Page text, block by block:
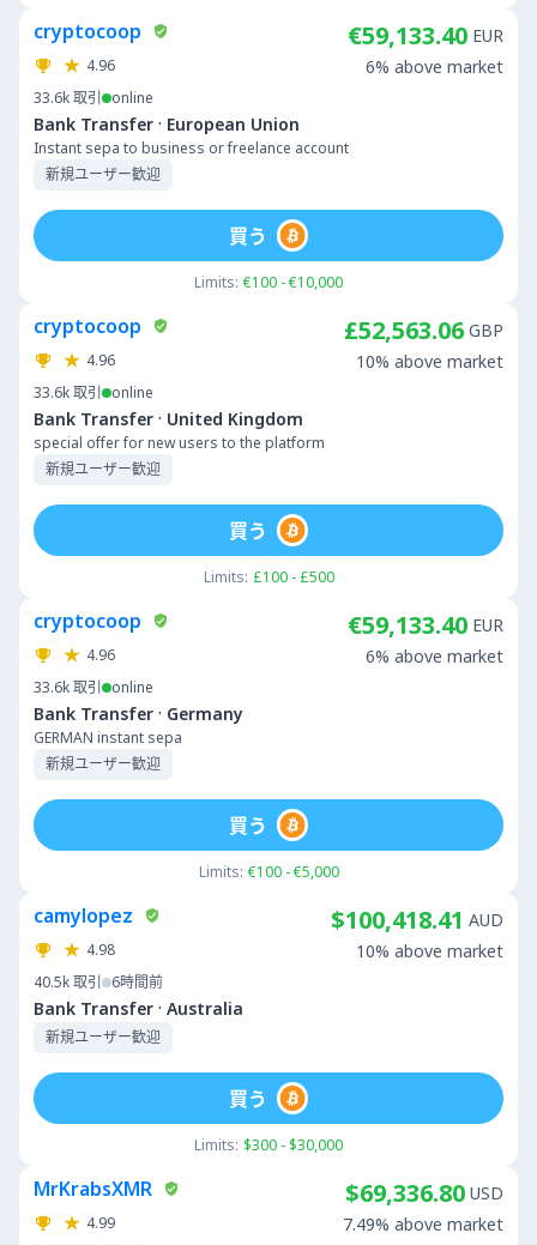
cryptocoop
4.96
33.6k取引 online
Bank Transfer · European Union
Instant sepa to business or freelance account
新規ユーザー歓迎
€59,133.40 EUR
6% above market
Limits: €100 - €10,000
買う
cryptocoop
4.96
33.6k取引 online
Bank Transfer · United Kingdom
special offer for new users to the platform
新規ユーザー歓迎
£52,563.06 GBP
10% above market
Limits: £100 - £500
買う
cryptocoop
4.96
33.6k取引 online
Bank Transfer · Germany
GERMAN instant sepa
新規ユーザー歓迎
€59,133.40 EUR
6% above market
Limits: €100 - €5,000
買う
camylopez
4.98
40.5k取引 6時間前
Bank Transfer · Australia
新規ユーザー歓迎
$100,418.41 AUD
10% above market
Limits: $300 - $30,000
買う
MrKrabsXMR
4.99
$69,336.80 USD
7.49% above market